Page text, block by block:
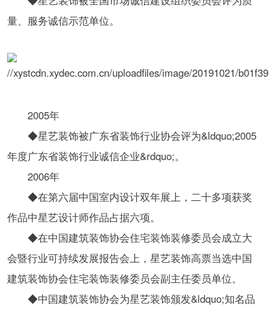
量、服务诚信示范单位。
2005年
◆星艺装饰被广东省装饰行业协会评为&ldquo;2005
年度广东省装饰行业诚信企业&rdquo;。
2006年
◆在第六届中国室内设计双年展上，二十多项获奖
作品中星艺设计师作品占据六项。
◆在中国建筑装饰协会住宅装饰装修委员会成立大
会暨行业可持续发展报告会上，星艺装饰高票当选中国
建筑装饰协会住宅装饰装修委员会副主任委员单位。
◆中国建筑装饰协会为星艺装饰颁发&ldquo;知名品